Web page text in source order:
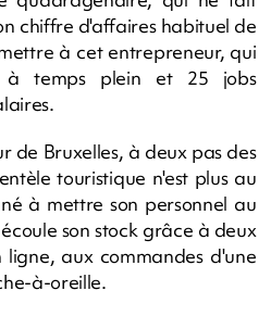
chiffre d'affaires habituel de
à cet entrepreneur, qui
à temps plein et 25 jobs
de Bruxelles, à deux pas des
touristique n'est plus au
à mettre son personnel au
son stock grâce à deux
aux commandes d'une
à-oreille.